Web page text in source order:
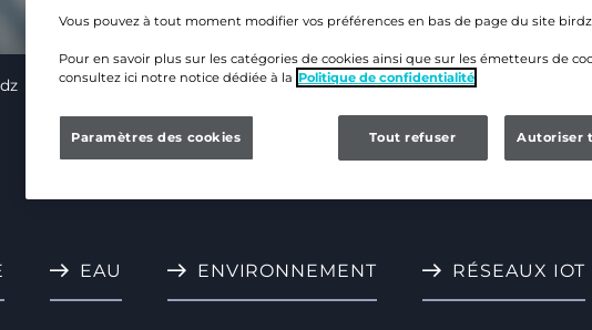
EAU ENVIRONNEMENT RÉSEAUX IOT
Vous pouvez à tout moment modifier vos préférences en bas de page du site
Pour en savoir plus sur les catégories de cookies ainsi que sur les émetteurs de
consultez ici notre notice dédiée à la Politique de confidentialité
Tout refuser Autoriser
Paramètres des cookies